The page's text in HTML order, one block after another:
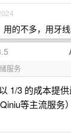
的不多，用牙
服务
1/3 的成本提
等主流服务